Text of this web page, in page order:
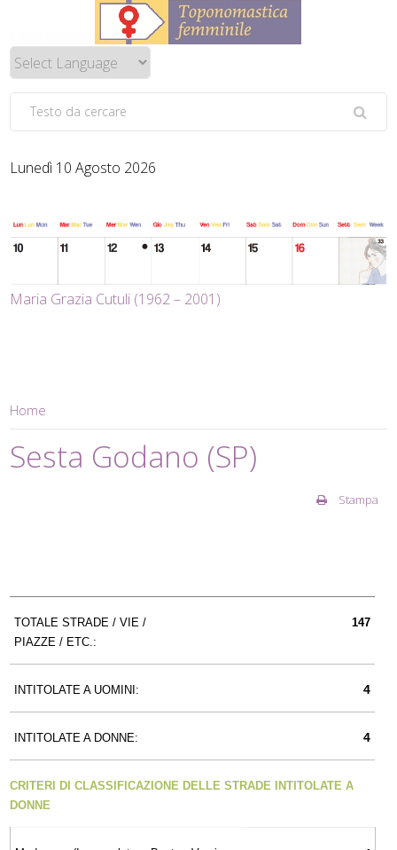
Lunedì 10 Agosto 2026
Maria Grazia Cutuli (1962 – 2001)
Home
Sesta Godano (SP)
Stampa
TOTALE STRADE / VIE /
PIAZZE / ETC.:
147
INTITOLATE A UOMINI: 4
INTITOLATE A DONNE: 4
CRITERI DI CLASSIFICAZIONE DELLE STRADE INTITOLATE A
DONNE